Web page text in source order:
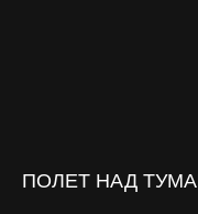
ПОЛЕТ НАД